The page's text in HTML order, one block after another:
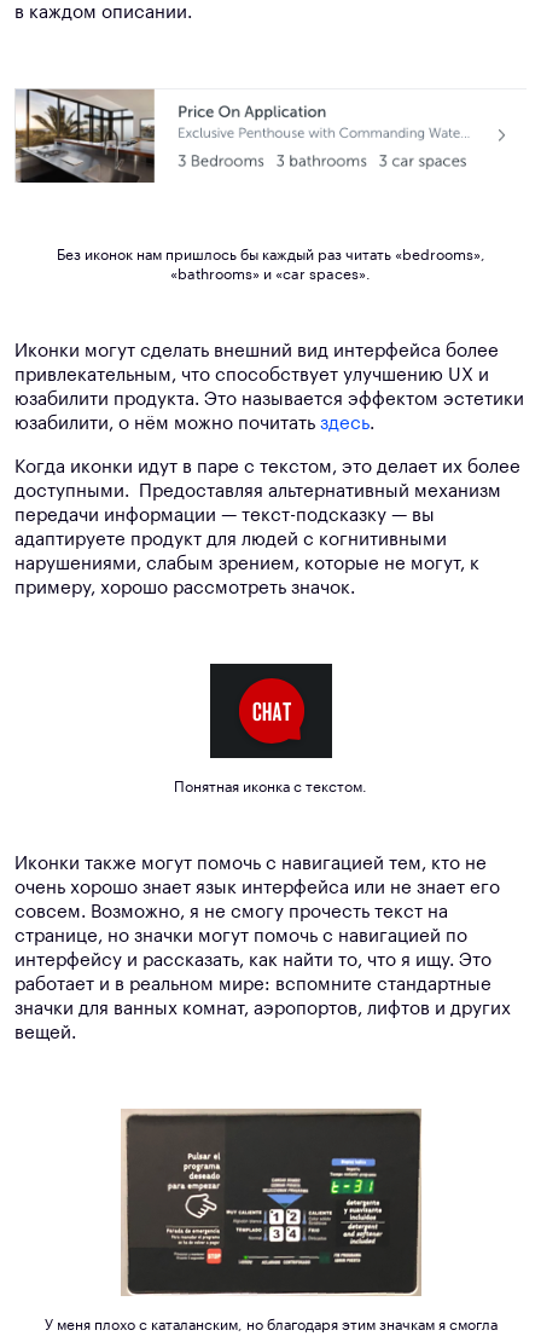
в каждом описании.
Без иконок нам пришлось бы каждый раз читать «bedrooms»,
«bathrooms» и «car spaces».
Иконки могут сделать внешний вид интерфейса более
привлекательным, что способствует улучшению UX и
юзабилити продукта. Это называется эффектом эстетики
юзабилити, о нём можно почитать здесь.
Когда иконки идут в паре с текстом, это делает их более
доступными. Предоставляя альтернативный механизм
передачи информации — текст-подсказку — вы
адаптируете продукт для людей с когнитивными
нарушениями, слабым зрением, которые не могут, к
примеру, хорошо рассмотреть значок.
Понятная иконка с текстом.
Иконки также могут помочь с навигацией тем, кто не
очень хорошо знает язык интерфейса или не знает его
совсем. Возможно, я не смогу прочесть текст на
странице, но значки могут помочь с навигацией по
интерфейсу и рассказать, как найти то, что я ищу. Это
работает и в реальном мире: вспомните стандартные
значки для ванных комнат, аэропортов, лифтов и других
вещей.
У меня плохо с каталанским, но благодаря этим значкам я смогла